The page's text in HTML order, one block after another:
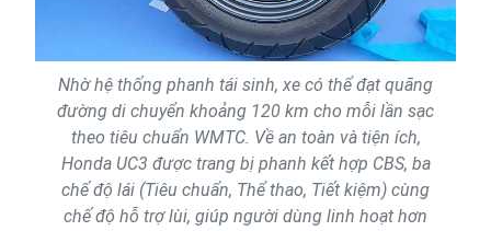
Nhờ hệ thống phanh tái sinh, xe có thể đạt quãng
đường di chuyển khoảng 120 km cho mỗi lần sạc
theo tiêu chuẩn WMTC. Về an toàn và tiện ích,
Honda UC3 được trang bị phanh kết hợp CBS, ba
chế độ lái (Tiêu chuẩn, Thể thao, Tiết kiệm) cùng
chế độ hỗ trợ lùi, giúp người dùng linh hoạt hơn